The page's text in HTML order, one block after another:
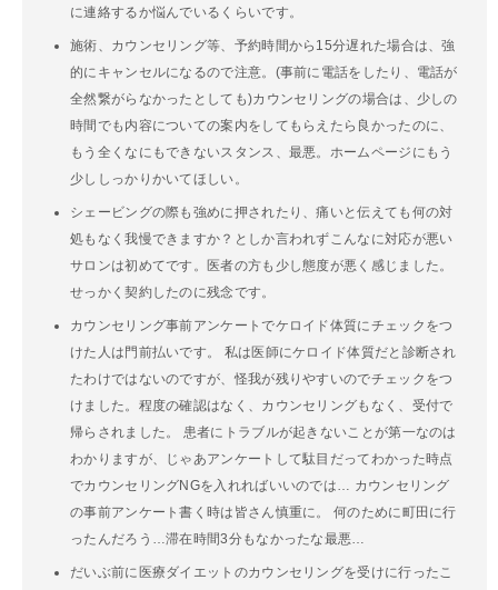
に連絡するか悩んでいるくらいです。
施術、カウンセリング等、予約時間から15分遅れた場合は、強
的にキャンセルになるので注意。(事前に電話をしたり、電話が
全然繋がらなかったとしても)カウンセリングの場合は、少しの
時間でも内容についての案内をしてもらえたら良かったのに、
もう全くなにもできないスタンス、最悪。ホームページにもう
少ししっかりかいてほしい。
シェービングの際も強めに押されたり、痛いと伝えても何の対
処もなく我慢できますか？としか言われずこんなに対応が悪い
サロンは初めてです。医者の方も少し態度が悪く感じました。
せっかく契約したのに残念です。
カウンセリング事前アンケートでケロイド体質にチェックをつ
けた人は門前払いです。 私は医師にケロイド体質だと診断され
たわけではないのですが、怪我が残りやすいのでチェックをつ
けました。程度の確認はなく、カウンセリングもなく、受付で
帰らされました。 患者にトラブルが起きないことが第一なのは
わかりますが、じゃあアンケートして駄目だってわかった時点
でカウンセリングNGを入れればいいのでは… カウンセリング
の事前アンケート書く時は皆さん慎重に。 何のために町田に行
ったんだろう…滞在時間3分もなかったな最悪…
だいぶ前に医療ダイエットのカウンセリングを受けに行ったこ